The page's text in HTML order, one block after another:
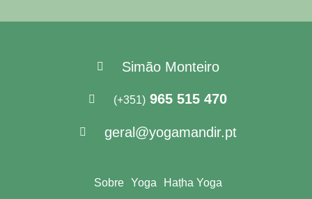
Simão Monteiro
(+351) 965 515 470
geral@yogamandir.pt
Sobre Yoga Haṭha Yoga